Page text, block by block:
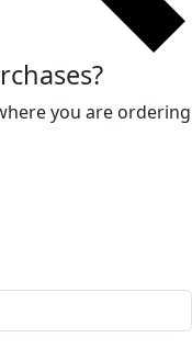
you are ordering